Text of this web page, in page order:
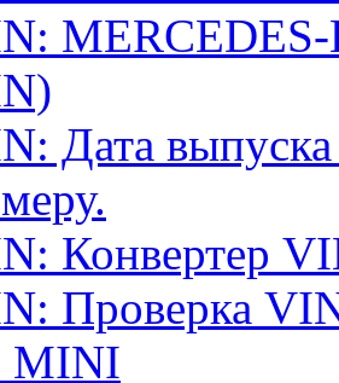
MERCEDES-
Дата
Конвертер
Проверка
MINI